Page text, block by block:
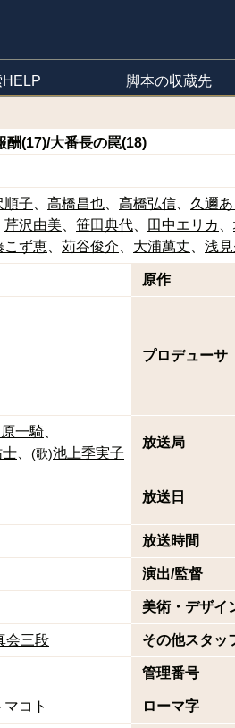
脚本の収蔵先
酬(17)/大番長の罠(18)
順子 高橋昌也 高橋弘信 久邇
芹沢由美 笹田典代 田中エリカ
こず恵 苅谷俊介 大浦萬丈 浅
原作
プロデューサ
一騎
士 (歌)池上季実子
放送局
放送日
放送時間
演出/監督
美術・デザイ
会三段 その他スタッ
管理番号
コト ローマ字